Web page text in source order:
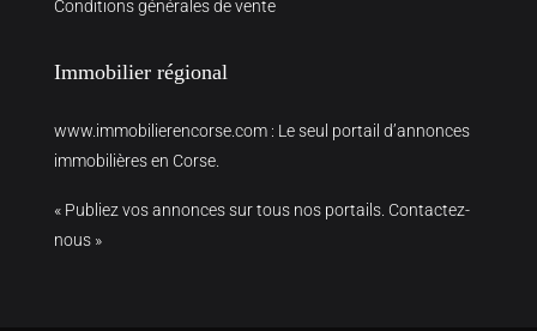
Conditions générales de vente
Immobilier régional
www.immobilierencorse.com : Le seul portail d’annonces
immobilières en Corse.
« Publiez vos annonces sur tous nos portails. Contactez-
nous »